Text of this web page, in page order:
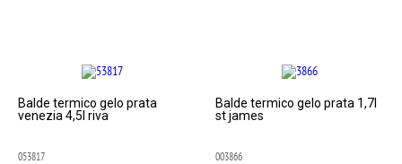
Balde termico gelo prata
venezia 4,5l riva
053817
Balde termico gelo prata 1,7l
st james
003866